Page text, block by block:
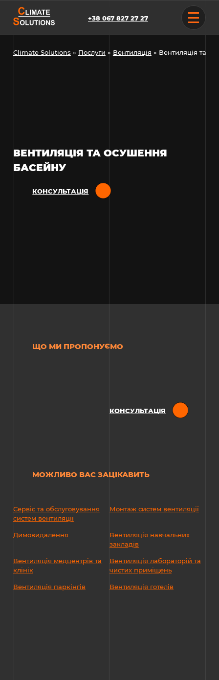
content
+38 067 827 27 27
Climate Solutions » Послуги » Вентиляція » Вентиляція та
ВЕНТИЛЯЦІЯ ТА ОСУШЕННЯ
БАСЕЙНУ
КОНСУЛЬТАЦІЯ
ЩО МИ ПРОПОНУЄМО
КОНСУЛЬТАЦІЯ
МОЖЛИВО ВАС ЗАЦІКАВИТЬ
Сервіс та обслуговування
систем вентиляції
Монтаж систем вентиляції
Димовидалення
Вентиляція навчальних
закладів
Вентиляція медцентрів та
клінік
Вентиляція лабораторій та
чистих приміщень
Вентиляція паркінгів
Вентиляція готелів